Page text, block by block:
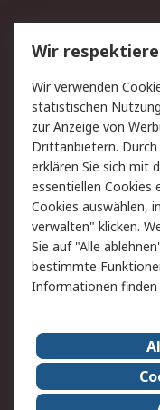
Service
Value Added
Rücksendung/
Hilfe
Rechtliches
RS Verkaufs- und
Cookie-Richtlinie
Impressum
Karriere bei RS
Qualität/
Wir
Wir verwenden
statistischen
zur Anzeige von
Drittanbietern.
erklären Sie sich mit
essentiellen Cookies
Cookies auswählen,
verwalten" klicken.
Sie auf "Alle
bestimmte
Informationen finden